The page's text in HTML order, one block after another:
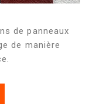
de panneaux
de manière